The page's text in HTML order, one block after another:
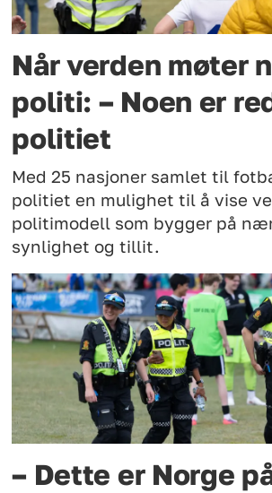
Når verden møter
politi: – Noen er
politiet
Med 25 nasjoner samlet til
politiet en mulighet til å vise
politimodell som bygger på
synlighet og tillit.
– Dette er Norge